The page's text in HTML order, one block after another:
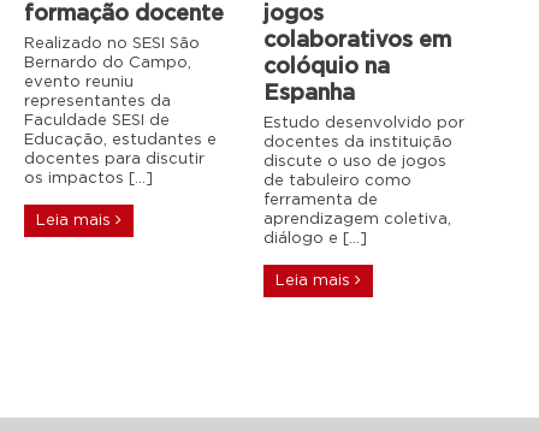
formação docente
Realizado no SESI São
Bernardo do Campo,
evento reuniu
representantes da
Faculdade SESI de
Educação, estudantes e
docentes para discutir
os impactos […]
Leia mais
jogos
colaborativos em
colóquio na
Espanha
Estudo desenvolvido por
docentes da instituição
discute o uso de jogos
de tabuleiro como
ferramenta de
aprendizagem coletiva,
diálogo e […]
Leia mais